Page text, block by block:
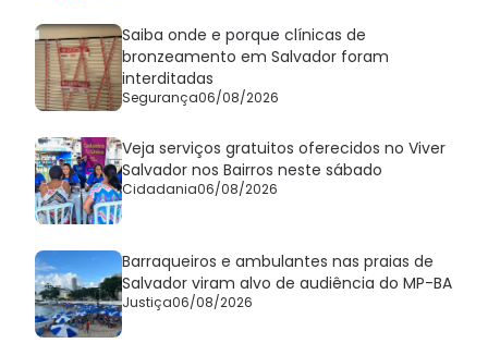
Saiba onde e porque clínicas de
bronzeamento em Salvador foram
interditadas
Segurança06/08/2026
Veja serviços gratuitos oferecidos no Viver
Salvador nos Bairros neste sábado
Cidadania06/08/2026
Barraqueiros e ambulantes nas praias de
Salvador viram alvo de audiência do MP-BA
Justiça06/08/2026